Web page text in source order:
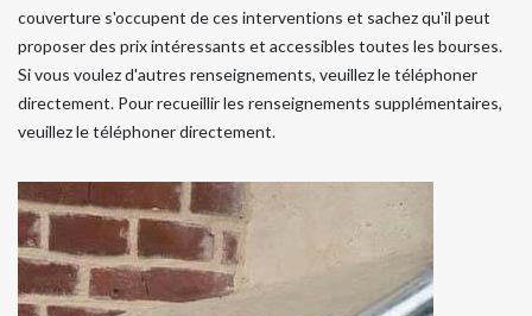
couverture s'occupent de ces interventions et sachez qu'il peut
proposer des prix intéressants et accessibles toutes les bourses.
Si vous voulez d'autres renseignements, veuillez le téléphoner
directement. Pour recueillir les renseignements supplémentaires,
veuillez le téléphoner directement.